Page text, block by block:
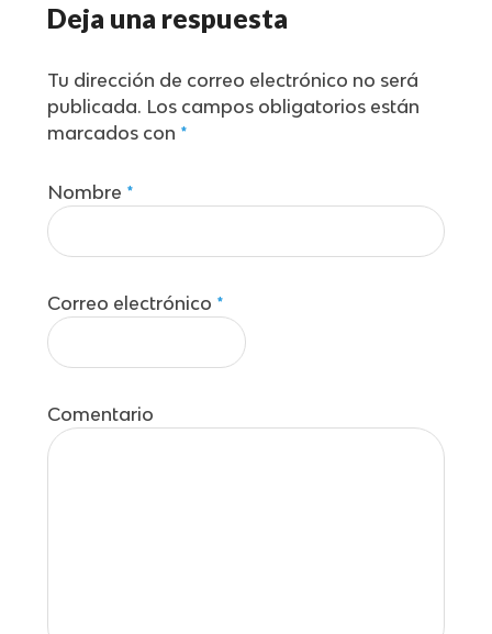
Deja una respuesta
Tu dirección de correo electrónico no será
publicada. Los campos obligatorios están
marcados con *
Nombre *
Correo electrónico *
Comentario